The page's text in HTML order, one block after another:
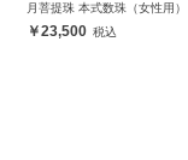
月菩提珠 本式数珠（女性用）
23,500